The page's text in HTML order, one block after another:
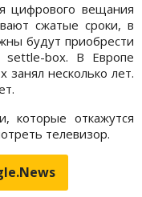
цифрового вещания
сжатые сроки, в
будут приобрести
settle-box. В Европе
несколько лет.
которые откажутся
телевизор.